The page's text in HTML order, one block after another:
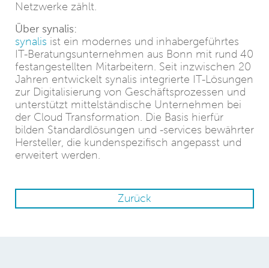
Netzwerke zählt.
Über synalis:
synalis ist ein modernes und inhabergeführtes
IT-Beratungsunternehmen aus Bonn mit rund 40
festangestellten Mitarbeitern. Seit inzwischen 20
Jahren entwickelt synalis integrierte IT-Lösungen
zur Digitalisierung von Geschäftsprozessen und
unterstützt mittelständische Unternehmen bei
der Cloud Transformation. Die Basis hierfür
bilden Standardlösungen und -services bewährter
Hersteller, die kundenspezifisch angepasst und
erweitert werden.
Zurück